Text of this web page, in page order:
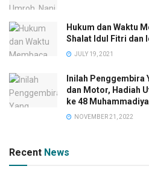
Hukum dan Waktu
Shalat Idul Fitri dan
JULY 19, 2021
Inilah Penggembira
dan Motor, Hadiah
ke 48
NOVEMBER 21, 2022
Recent News